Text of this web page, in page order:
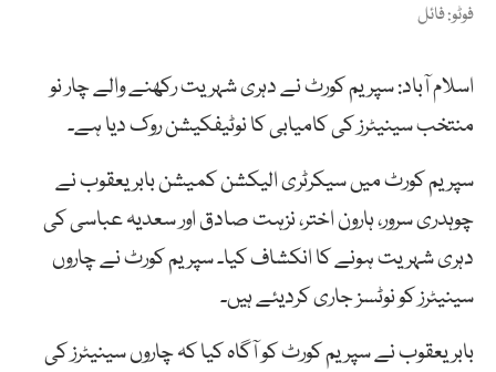
فوٹو: فائل
اسلام آباد: سپریم کورٹ نے دہری شہریت رکھنے والے چار نو
منتخب سینیٹرز کی کامیابی کا نوٹیفکیشن روک دیا ہے۔
سپریم کورٹ میں سیکرٹری الیکشن کمیشن بابر یعقوب نے
چوہدری سرور، ہارون اختر، نزہت صادق اور سعدیہ عباسی کی
دہری شہریت ہونے کا انکشاف کیا۔ سپریم کورٹ نے چاروں
سینیٹرز کو نوٹسز جاری کردیئے ہیں۔
بابر یعقوب نے سپریم کورٹ کو آگاہ کیا کہ چاروں سینیٹرز کی